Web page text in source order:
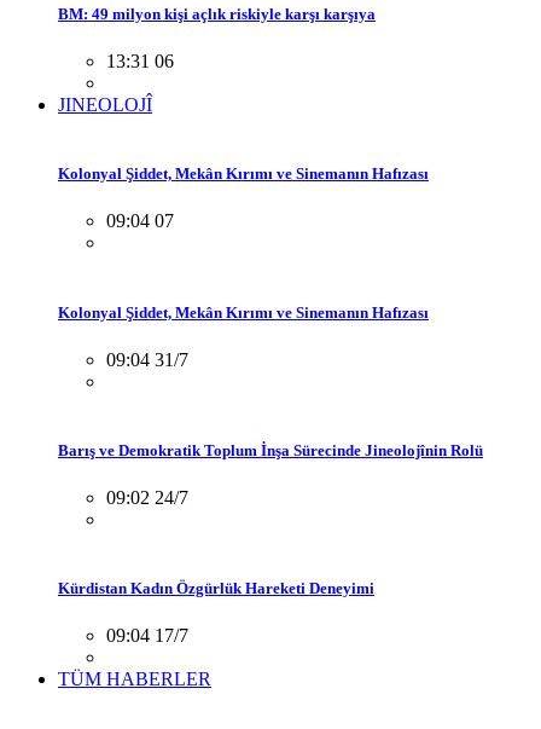
BM: 49 milyon kişi açlık riskiyle karşı karşıya
13:31 06
JINEOLOJÎ
Kolonyal Şiddet, Mekân Kırımı ve Sinemanın Hafızası
09:04 07
Kolonyal Şiddet, Mekân Kırımı ve Sinemanın Hafızası
09:04 31/7
Barış ve Demokratik Toplum İnşa Sürecinde Jineolojînin Rolü
09:02 24/7
Kürdistan Kadın Özgürlük Hareketi Deneyimi
09:04 17/7
TÜM HABERLER